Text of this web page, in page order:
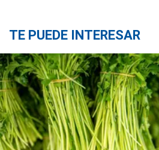
TE PUEDE INTERESAR